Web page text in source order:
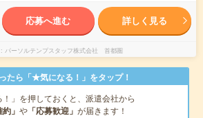
応募へ進む 詳しく見る
パーソルテンプスタッフ株式会社 首都圏
たら「★気になる！」をタップ！
！」を押しておくと、派遣会社から
」 や 「応募歓迎」 が届きます！